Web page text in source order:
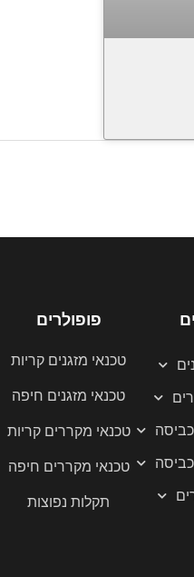
פופולרים
טכנאי מזגנים קריות
טכנאי מזגנים חיפה
טכנאי מקררים קריות
טכנאי מקררים חיפה
תקלות נפוצות